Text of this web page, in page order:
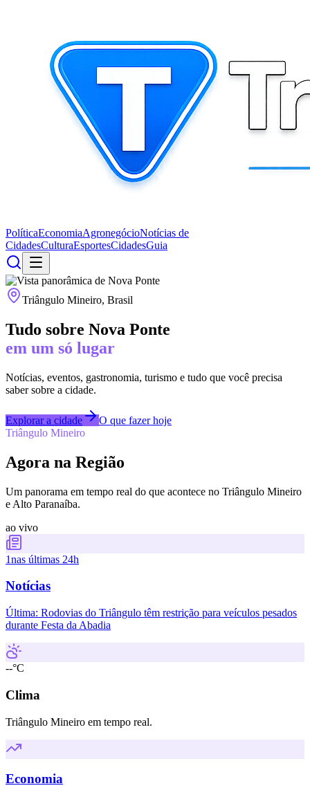
PolíticaEconomiaAgronegócioNotícias de
CidadesCulturaEsportesCidadesGuia
Triângulo Mineiro, Brasil
Tudo sobre Nova Ponte
em um só lugar
Notícias, eventos, gastronomia, turismo e tudo que você precisa
saber sobre a cidade.
Explorar a cidade
O que fazer hoje
Triângulo Mineiro
Agora na Região
Um panorama em tempo real do que acontece no Triângulo Mineiro
e Alto Paranaíba.
ao vivo
1nas últimas 24h
Notícias
Última: Rodovias do Triângulo têm restrição para veículos pesados
durante Festa da Abadia
--°C
Clima
Triângulo Mineiro em tempo real.
Economia